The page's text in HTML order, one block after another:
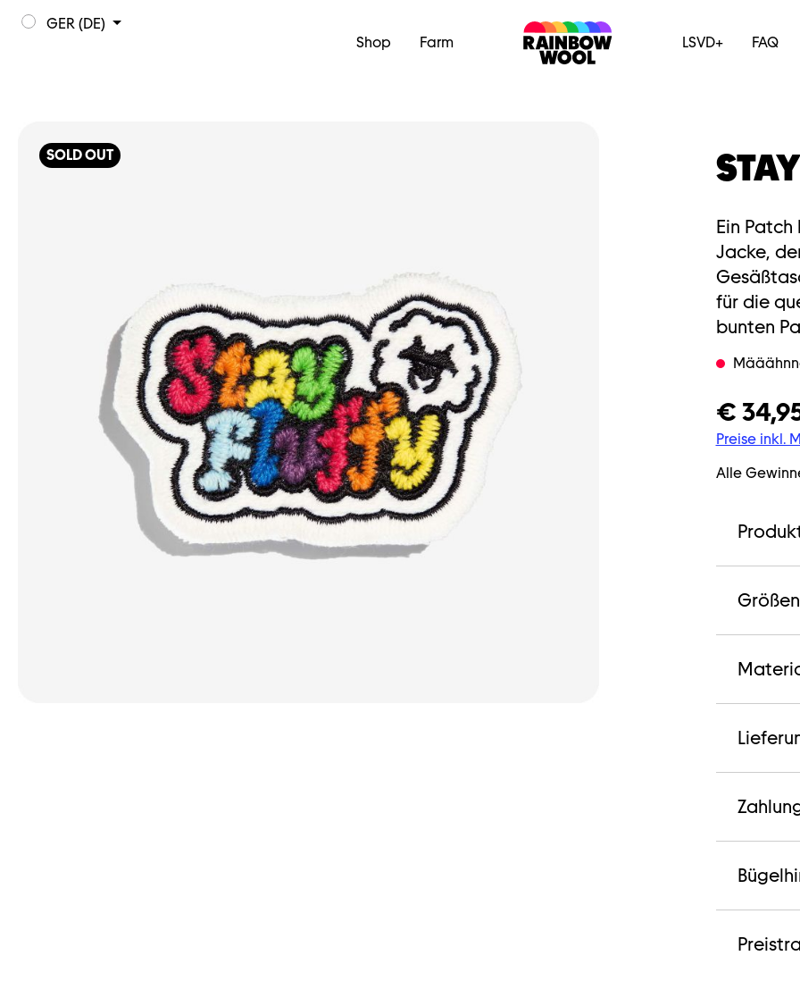
GER (DE)
Shop
Farm LSVD+ FAQ
SOLD OUT
Ein
Jacke,
für die
bunten
€
Preise inkl.
Alle
Größen